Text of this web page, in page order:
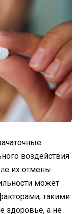
воздействия
их отмены.
может
такими
здоровье, а не